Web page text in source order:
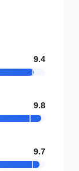
9.4
9.8
9.7